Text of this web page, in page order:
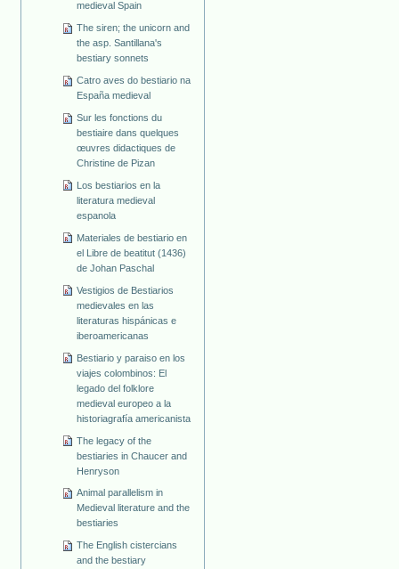
medieval Spain
The siren; the unicorn and
the asp. Santillana's
bestiary sonnets
Catro aves do bestiario na
España medieval
Sur les fonctions du
bestiaire dans quelques
œuvres didactiques de
Christine de Pizan
Los bestiarios en la
literatura medieval
espanola
Materiales de bestiario en
el Libre de beatitut (1436)
de Johan Paschal
Vestigios de Bestiarios
medievales en las
literaturas hispánicas e
iberoamericanas
Bestiario y paraiso en los
viajes colombinos: El
legado del folklore
medieval europeo a la
historiagrafía americanista
The legacy of the
bestiaries in Chaucer and
Henryson
Animal parallelism in
Medieval literature and the
bestiaries
The English cistercians
and the bestiary